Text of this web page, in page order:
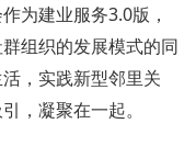
为建业服务3.0版，
组织的发展模式的同
，实践新型邻里关
，凝聚在一起。